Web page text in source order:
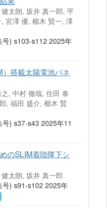
太朗, 坂井 真一郎, 平
宮澤 優, 櫛木 賢一, 澤
) s103-s112 2025年
搭載太陽電池パネ
, 中村 徹哉, 住田 泰
, 福田 盛介, 櫛木 賢
) s37-s43 2025年11
のSLIM着陸降下シ
太朗, 坂井 真一郎
) s91-s102 2025年